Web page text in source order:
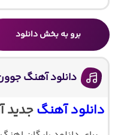
برو به بخش دانلود
دانلود آهنگ
دانلود آهنگجدید